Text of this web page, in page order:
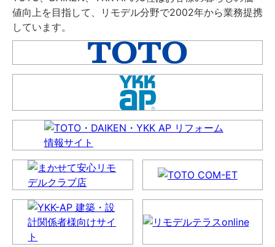
値向上を目指して、リモデル分野で2002年から業務提携
しています。